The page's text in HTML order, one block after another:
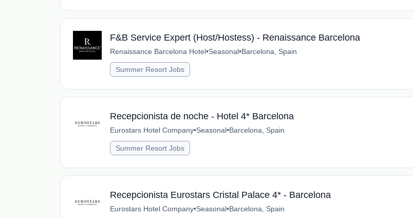
F&B Service Expert (Host/Hostess) - Renaissance Barcelona
Renaissance Barcelona Hotel•Seasonal•Barcelona, Spain
Summer Resort Jobs
Recepcionista de noche - Hotel 4* Barcelona
Eurostars Hotel Company•Seasonal•Barcelona, Spain
Summer Resort Jobs
Recepcionista Eurostars Cristal Palace 4* - Barcelona
Eurostars Hotel Company•Seasonal•Barcelona, Spain